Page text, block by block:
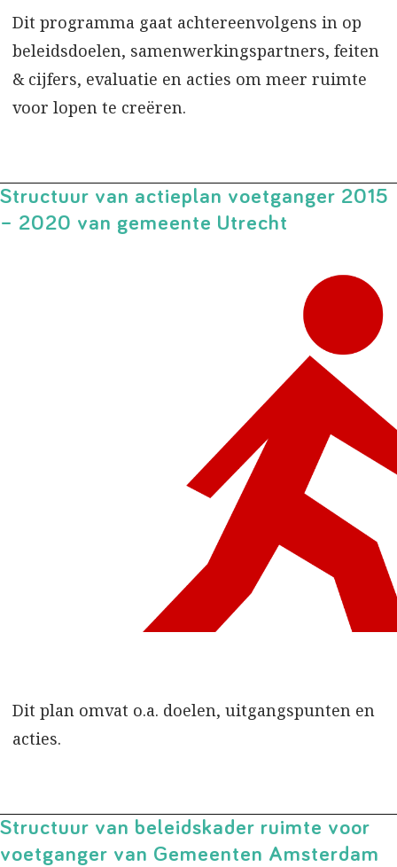
Dit programma gaat achtereenvolgens in op
beleidsdoelen, samenwerkingspartners, feiten
& cijfers, evaluatie en acties om meer ruimte
voor lopen te creëren.
Structuur van actieplan voetganger 2015
– 2020 van gemeente Utrecht
Dit plan omvat o.a. doelen, uitgangspunten en
acties.
Structuur van beleidskader ruimte voor
voetganger van Gemeenten Amsterdam